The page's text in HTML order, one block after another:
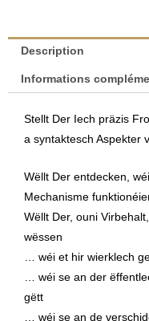
Description
Informations
Stellt Der Iech präzis
a syntaktesch Aspekter
Wëllt Der entdecken,
Mechanisme
Wëllt Der, ouni
wëssen
… wéi et hir wierklech
… wéi se an der
gëtt
… wéi se an de